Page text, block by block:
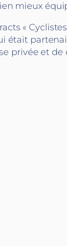
mieux
«
était
privée et